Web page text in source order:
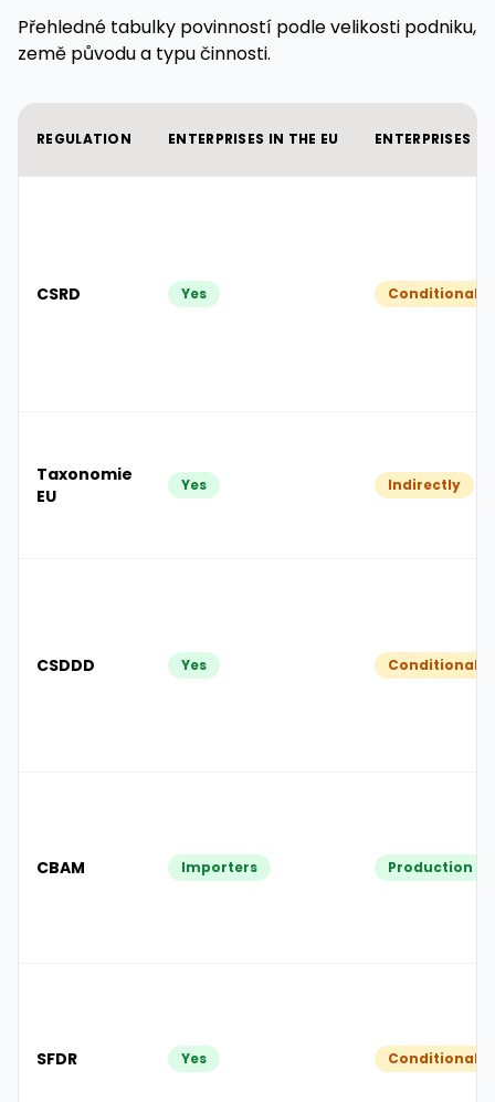
Přehledné tabulky povinností podle velikosti podniku,
země původu a typu činnosti.
REGULATION ENTERPRISES IN THE EU ENTERPRISES
CSRD Yes Conditionally
Taxonomie
EU
Yes Indirectly
CSDDD Yes Conditionally
CBAM Importers Production
SFDR Yes Conditionally